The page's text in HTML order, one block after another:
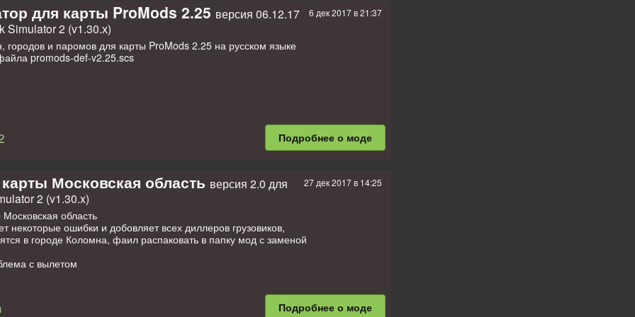
6 дек 2017 в 21:37
для карты ProMods 2.25 версия 06.12.17
Simulator 2 (v1.30.х)
городов и паромов для карты ProMods 2.25 на русском языке
promods-def-v2.25.scs
Подробнее о моде
27 дек 2017 в 14:25
Московская область версия 2.0 для
2 (v1.30.x)
область
некоторые ошибки и добовляет всех диллеров грузовиков,
в городе Коломна, фаил распаковать в папку мод с заменой
с вылетом
Подробнее о моде